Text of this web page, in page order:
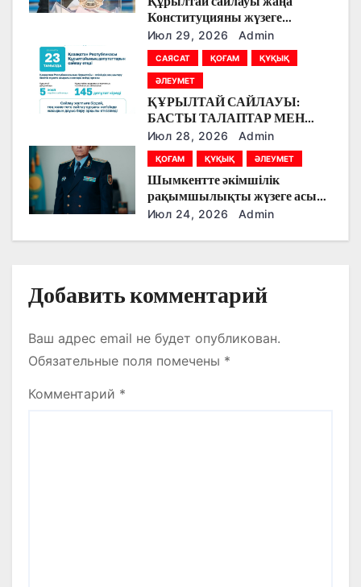
о
и
с
я
м
Конституцияны жүзеге
асырудың алғашқы кезеңі
болады
Июл 29, 2026 Admin
САЯСАТ ҚОҒАМ ҚҰҚЫҚ
ӘЛЕУМЕТ
ҚҰРЫЛТАЙ САЙЛАУЫ:
БАСТЫ ТАЛАПТАР МЕН
ЕРЕКШЕЛІКТЕР
Июл 28, 2026 Admin
ҚОҒАМ ҚҰҚЫҚ ӘЛЕУМЕТ
Шымкентте әкімшілік
рақымшылықты жүзеге асыру
қорытындылары шығарылды
Июл 24, 2026 Admin
Добавить комментарий
Ваш адрес email не будет опубликован.
Обязательные поля помечены *
Комментарий *